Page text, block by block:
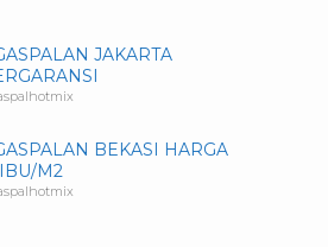
JAKARTA
BEKASI HARGA
M2